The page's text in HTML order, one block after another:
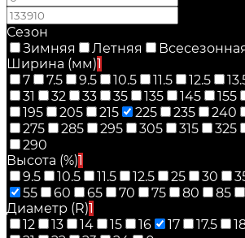
Сезон
Зимняя
Летняя
Ширина (мм)1
7
7.5 9.5 10.5 11.5 12.5
31
32 33 35 135 145 155
195
205 215 225 235 240
275
285 295 305 315 325
290
Высота (%)1
9.5
10.5 11.5 12.5 25 30
55
60 65 70 75 80 85
Диаметр (R)1
12
13 14 15 16 17 17.5